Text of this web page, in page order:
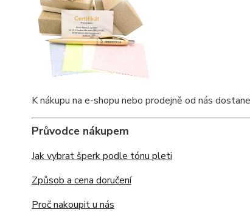
K nákupu na e-shopu nebo prodejně od nás
Průvodce nákupem
Jak vybrat šperk podle tónu pleti
Způsob a cena doručení
Proč nakoupit u nás